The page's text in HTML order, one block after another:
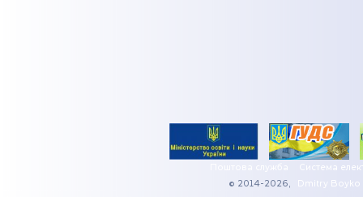
Поштова служба
Система
© 2014-2026,
Dmitry Boyko